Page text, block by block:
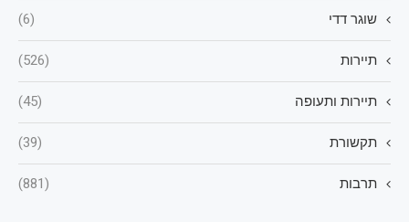
שוגר דדי (6)
תיירות (526)
תיירות ותעופה (45)
תקשורת (39)
תרבות (881)